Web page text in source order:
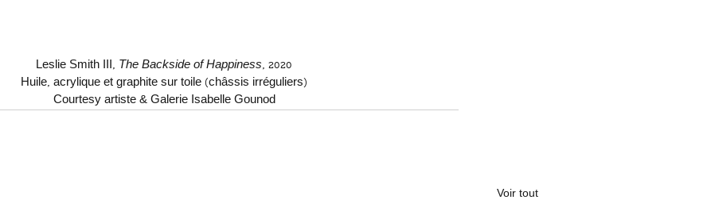
Leslie Smith III, The Backside of Happiness, 2020
Huile, acrylique et graphite sur toile (châssis irréguliers)
Courtesy artiste & Galerie Isabelle Gounod
Voir tout